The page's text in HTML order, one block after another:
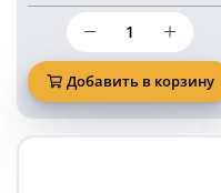
Количество
товара
Квадратная
фара
KARAVAN-
FR1627
на
Добавить в корзину